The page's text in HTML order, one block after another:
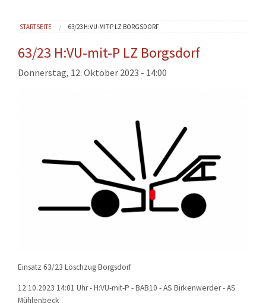
VEREINE
AKTUELLES
DOWNLOADS
EINSÄTZE
Sie sind hier
STARTSEITE 63/23 H:VU-MIT-P LZ BORGSDORF
63/23 H:VU-mit-P LZ Borgsdorf
Donnerstag, 12. Oktober 2023 - 14:00
Einsatz 63/23 Löschzug Borgsdorf
12.10.2023 14:01 Uhr - H:VU-mit-P - BAB10 - AS Birkenwerder - AS
Mühlenbeck